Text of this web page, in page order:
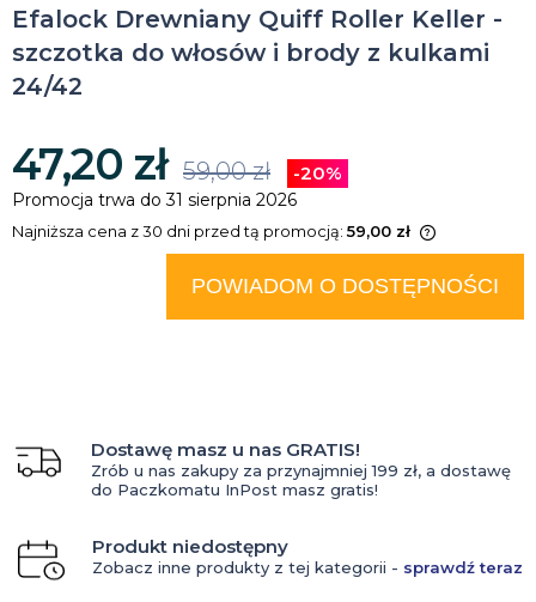
Efalock Drewniany Quiff Roller Keller -
szczotka do włosów i brody z kulkami
24/42
47,20 zł 59,00 zł -20%
Promocja trwa do 31 sierpnia 2026
Najniższa cena z 30 dni przed tą promocją:59,00 zł
Jeżeli produkt jest sprzedawany
krócej niż 30 dni, wyświetlana jest
produkt pojawił się w sprzedaży.
POWIADOM O DOSTĘPNOŚCI
Dostawę masz u nas GRATIS!
Zrób u nas zakupy za przynajmniej 199 zł, a dostawę
do Paczkomatu InPost masz gratis!
Produkt niedostępny
Zobacz inne produkty z tej kategorii - sprawdź teraz